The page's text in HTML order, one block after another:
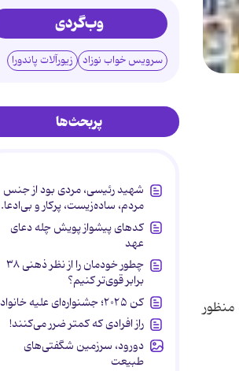
به منظور
وب‌گردی
سرویس خواب نوزاد زیورآلات پاندورا
پربحث‌ها
شهید رئیسی، مردی بود از جنس
مردم، ساده‌زیست، پرکار و بی‌ادعا.
کدهای پیشواز پویش چله دعای
عهد
چطور خودمان را از نظر ذهنی ۳۸
برابر قوی‌تر کنیم؟
کن ۲۰۲۵؛ جشنواره‌ای علیه خانواده
راز افرادی که کمتر ضرر می‌کنند!
دورود، سرزمین شگفتی‌های
طبیعت